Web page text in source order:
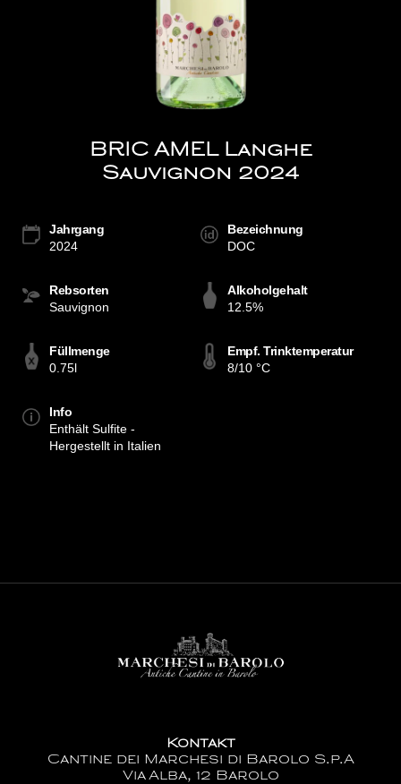
BRIC AMEL Langhe
Sauvignon 2024
Jahrgang
2024
Bezeichnung
DOC
Rebsorten
Sauvignon
Alkoholgehalt
12.5%
Füllmenge
0.75l
Empf. Trinktemperatur
8/10 °C
Info
Enthält Sulfite -
Hergestellt in Italien
Kontakt
Cantine dei Marchesi di Barolo S.p.A
Via Alba, 12 Barolo